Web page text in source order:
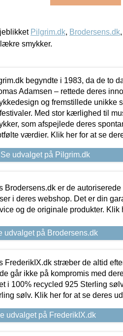
Pilgrim.dk, Brodersens.dk,
smykker.
begyndte i 1983, da de to
Adamsen – rettede deres
og fremstillede unikke
Med stor kærlighed til
som afspejlede deres
værdier. Klik her for at se
Se udvalget på Pilgrim.dk
Brodersens.dk er de
i deres webshop. Det er din
og de originale produkter. Klik
udvalget på Brodersens.dk
FrederikIX.dk stræber de altid
går ikke på kompromis med
i 100% recycled 925 Sterling
sølv. Klik her for at se deres
udvalget på FrederikIX.dk